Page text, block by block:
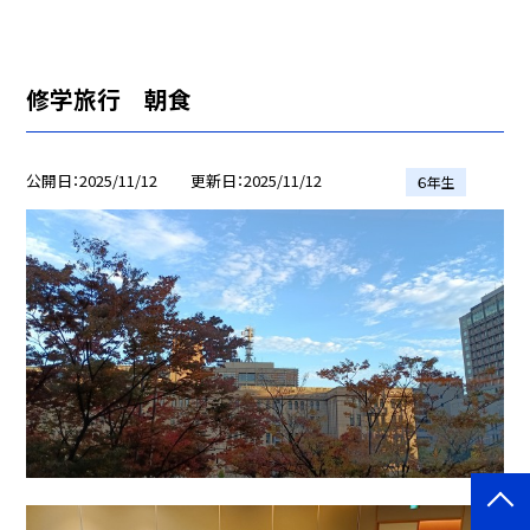
修学旅行 朝食
公開日 2025/11/12 更新日 2025/11/12 ６年生